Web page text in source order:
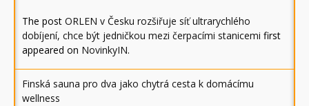
The post ORLEN v Česku rozšiřuje síť ultrarychlého
dobíjení, chce být jedničkou mezi čerpacími stanicemi first
appeared on NovinkyIN.
Finská sauna pro dva jako chytrá cesta k domácímu
wellness